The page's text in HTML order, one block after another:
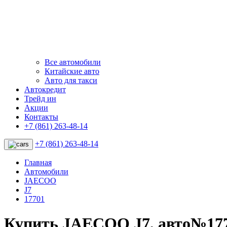
Все автомобили
Китайские авто
Авто для такси
Автокредит
Трейд ин
Акции
Контакты
+7 (861) 263-48-14
+7 (861) 263-48-14
Главная
Автомобили
JAECOO
J7
17701